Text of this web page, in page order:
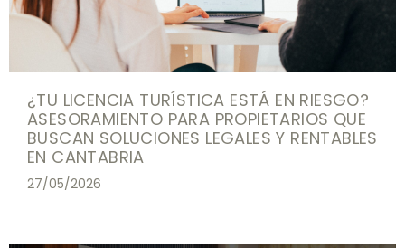
¿TU LICENCIA TURÍSTICA ESTÁ EN RIESGO?
ASESORAMIENTO PARA PROPIETARIOS QUE
BUSCAN SOLUCIONES LEGALES Y RENTABLES
EN CANTABRIA
27/05/2026